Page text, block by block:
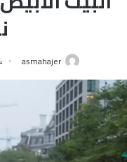
asmahajer